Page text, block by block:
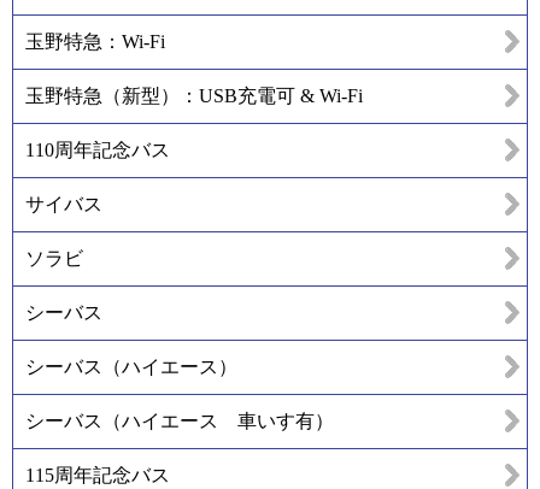
玉野特急：Wi-Fi
玉野特急（新型）：USB充電可 & Wi-Fi
110周年記念バス
サイバス
ソラビ
シーバス
シーバス（ハイエース）
シーバス（ハイエース 車いす有）
115周年記念バス